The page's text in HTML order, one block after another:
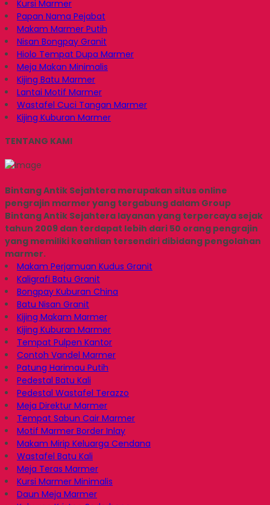
Kursi Marmer
Papan Nama Pejabat
Makam Marmer Putih
Nisan Bongpay Granit
Hiolo Tempat Dupa Marmer
Meja Makan Minimalis
Kijing Batu Marmer
Lantai Motif Marmer
Wastafel Cuci Tangan Marmer
Kijing Kuburan Marmer
TENTANG KAMI
Bintang Antik Sejahtera merupakan situs online
pengrajin marmer yang tergabung dalam Group
Bintang Antik Sejahtera layanan yang terpercaya sejak
tahun 2009 dan terdapat lebih dari 50 orang pengrajin
yang memiliki keahlian tersendiri dibidang pengolahan
marmer.
Makam Perjamuan Kudus Granit
Kaligrafi Batu Granit
Bongpay Kuburan China
Batu Nisan Granit
Kijing Makam Marmer
Kijing Kuburan Marmer
Tempat Pulpen Kantor
Contoh Vandel Marmer
Patung Harimau Putih
Pedestal Batu Kali
Pedestal Wastafel Terazzo
Meja Direktur Marmer
Tempat Sabun Cair Marmer
Motif Marmer Border Inlay
Makam Mirip Keluarga Cendana
Wastafel Batu Kali
Meja Teras Marmer
Kursi Marmer Minimalis
Daun Meja Marmer